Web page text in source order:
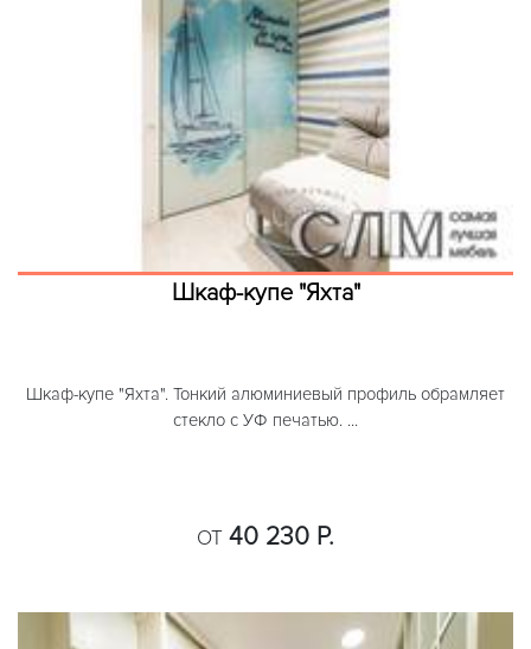
Шкаф-купе "Яхта"
Шкаф-купе "Яхта". Тонкий алюминиевый профиль обрамляет
стекло с УФ печатью. ...
ОТ 40 230 Р.